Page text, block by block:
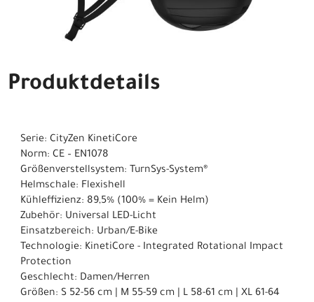
Produktdetails
Serie: CityZen KinetiCore
Norm: CE – EN1078
Größenverstellsystem: TurnSys-System®
Helmschale: Flexishell
Kühleffizienz: 89,5% (100% = Kein Helm)
Zubehör: Universal LED-Licht
Einsatzbereich: Urban/E-Bike
Technologie: KinetiCore - Integrated Rotational Impact
Protection
Geschlecht: Damen/Herren
Größen: S 52-56 cm | M 55-59 cm | L 58-61 cm | XL 61-64